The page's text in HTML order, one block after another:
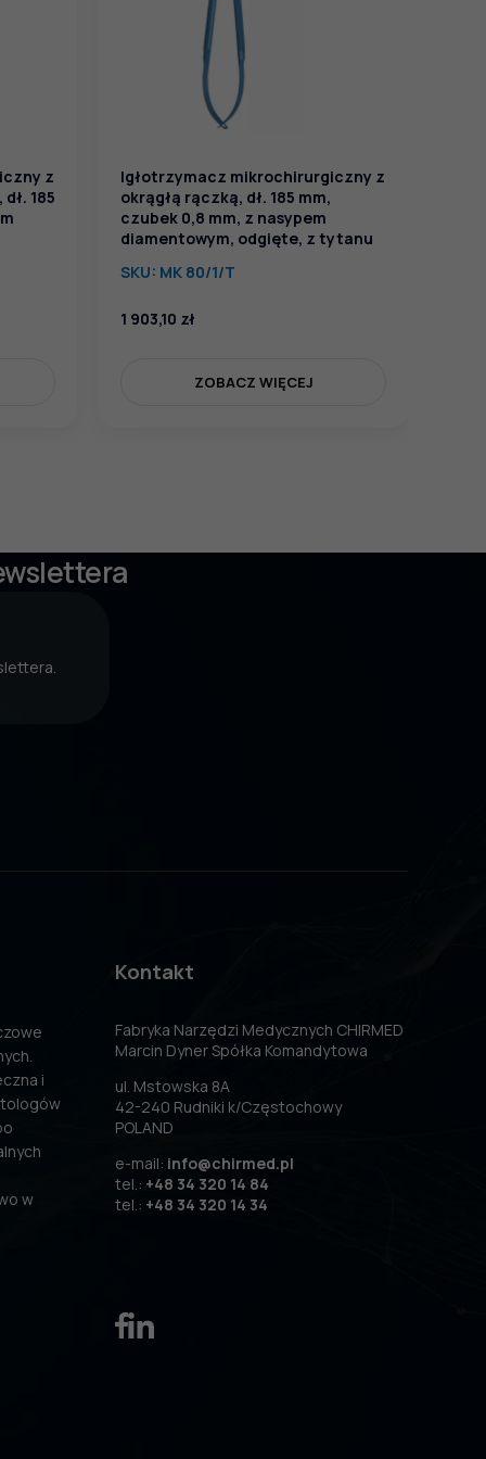
z
185
Igłotrzymacz mikrochirurgiczny z
okrągłą rączką, dł. 185 mm,
czubek 0,8 mm, z nasypem
diamentowym, odgięte, z tytanu
SKU: MK 80/1/T
1 903,10 zł
ZOBACZ WIĘCEJ
i
w
Kontakt
Fabryka Narzędzi Medycznych CHIRMED
Marcin Dyner Spółka Komandytowa
ul. Mstowska 8A
42-240 Rudniki k/Częstochowy
POLAND
e-mail: info@chirmed.pl
tel.: +48 34 320 14 84
tel.: +48 34 320 14 34